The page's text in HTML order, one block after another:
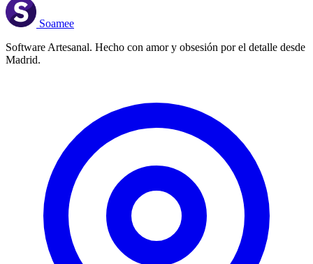
Soamee
Software Artesanal. Hecho con amor y obsesión por el detalle desde
Madrid.